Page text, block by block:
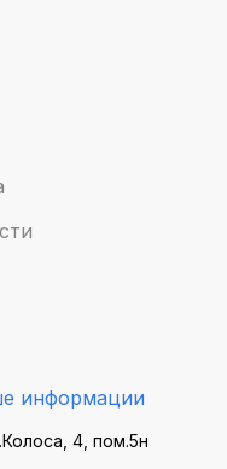
информации
4, пом.5н